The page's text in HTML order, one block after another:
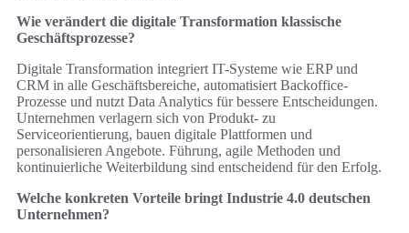
Wie verändert die digitale Transformation klassische
Geschäftsprozesse?
Digitale Transformation integriert IT-Systeme wie ERP und
CRM in alle Geschäftsbereiche, automatisiert Backoffice-
Prozesse und nutzt Data Analytics für bessere Entscheidungen.
Unternehmen verlagern sich von Produkt- zu
Serviceorientierung, bauen digitale Plattformen und
personalisieren Angebote. Führung, agile Methoden und
kontinuierliche Weiterbildung sind entscheidend für den Erfolg.
Welche konkreten Vorteile bringt Industrie 4.0 deutschen
Unternehmen?